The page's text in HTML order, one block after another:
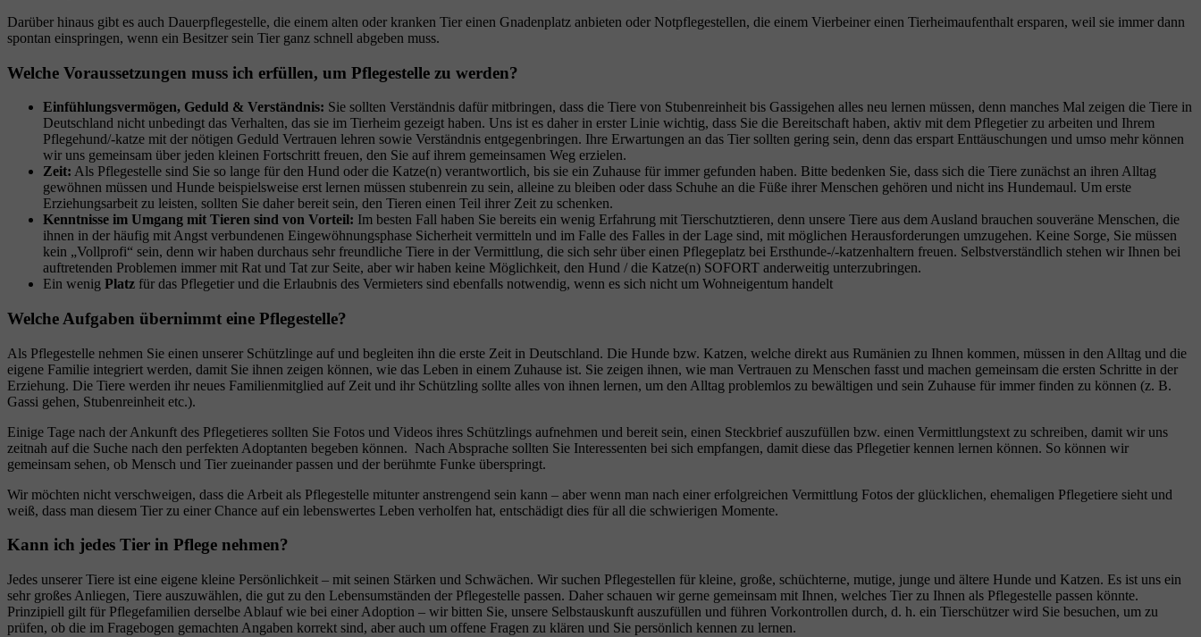
Darüber hinaus gibt es auch Dauerpflegestelle, die einem alten oder kranken Tier einen Gnadenplatz anbieten oder Notpflegestellen, die einem Vierbeiner einen Tierheimaufenthalt ersparen, weil sie immer dann
spontan einspringen, wenn ein Besitzer sein Tier ganz schnell abgeben muss.
Welche Voraussetzungen muss ich erfüllen, um Pflegestelle zu werden?
Einfühlungsvermögen, Geduld & Verständnis: Sie sollten Verständnis dafür mitbringen, dass die Tiere von Stubenreinheit bis Gassigehen alles neu lernen müssen, denn manches Mal zeigen die Tiere in
Deutschland nicht unbedingt das Verhalten, das sie im Tierheim gezeigt haben. Uns ist es daher in erster Linie wichtig, dass Sie die Bereitschaft haben, aktiv mit dem Pflegetier zu arbeiten und Ihrem
Pflegehund/-katze mit der nötigen Geduld Vertrauen lehren sowie Verständnis entgegenbringen. Ihre Erwartungen an das Tier sollten gering sein, denn das erspart Enttäuschungen und umso mehr können
wir uns gemeinsam über jeden kleinen Fortschritt freuen, den Sie auf ihrem gemeinsamen Weg erzielen.
Zeit: Als Pflegestelle sind Sie so lange für den Hund oder die Katze(n) verantwortlich, bis sie ein Zuhause für immer gefunden haben. Bitte bedenken Sie, dass sich die Tiere zunächst an ihren Alltag
gewöhnen müssen und Hunde beispielsweise erst lernen müssen stubenrein zu sein, alleine zu bleiben oder dass Schuhe an die Füße ihrer Menschen gehören und nicht ins Hundemaul. Um erste
Erziehungsarbeit zu leisten, sollten Sie daher bereit sein, den Tieren einen Teil ihrer Zeit zu schenken.
Kenntnisse im Umgang mit Tieren sind von Vorteil: Im besten Fall haben Sie bereits ein wenig Erfahrung mit Tierschutztieren, denn unsere Tiere aus dem Ausland brauchen souveräne Menschen, die
ihnen in der häufig mit Angst verbundenen Eingewöhnungsphase Sicherheit vermitteln und im Falle des Falles in der Lage sind, mit möglichen Herausforderungen umzugehen. Keine Sorge, Sie müssen
kein „Vollprofi“ sein, denn wir haben durchaus sehr freundliche Tiere in der Vermittlung, die sich sehr über einen Pflegeplatz bei Ersthunde-/-katzenhaltern freuen. Selbstverständlich stehen wir Ihnen bei
auftretenden Problemen immer mit Rat und Tat zur Seite, aber wir haben keine Möglichkeit, den Hund / die Katze(n) SOFORT anderweitig unterzubringen.
Ein wenig Platz für das Pflegetier und die Erlaubnis des Vermieters sind ebenfalls notwendig, wenn es sich nicht um Wohneigentum handelt
Welche Aufgaben übernimmt eine Pflegestelle?
Als Pflegestelle nehmen Sie einen unserer Schützlinge auf und begleiten ihn die erste Zeit in Deutschland. Die Hunde bzw. Katzen, welche direkt aus Rumänien zu Ihnen kommen, müssen in den Alltag und die
eigene Familie integriert werden, damit Sie ihnen zeigen können, wie das Leben in einem Zuhause ist. Sie zeigen ihnen, wie man Vertrauen zu Menschen fasst und machen gemeinsam die ersten Schritte in der
Erziehung. Die Tiere werden ihr neues Familienmitglied auf Zeit und ihr Schützling sollte alles von ihnen lernen, um den Alltag problemlos zu bewältigen und sein Zuhause für immer finden zu können (z. B.
Gassi gehen, Stubenreinheit etc.).
Einige Tage nach der Ankunft des Pflegetieres sollten Sie Fotos und Videos ihres Schützlings aufnehmen und bereit sein, einen Steckbrief auszufüllen bzw. einen Vermittlungstext zu schreiben, damit wir uns
zeitnah auf die Suche nach den perfekten Adoptanten begeben können. Nach Absprache sollten Sie Interessenten bei sich empfangen, damit diese das Pflegetier kennen lernen können. So können wir
gemeinsam sehen, ob Mensch und Tier zueinander passen und der berühmte Funke überspringt.
Wir möchten nicht verschweigen, dass die Arbeit als Pflegestelle mitunter anstrengend sein kann – aber wenn man nach einer erfolgreichen Vermittlung Fotos der glücklichen, ehemaligen Pflegetiere sieht und
weiß, dass man diesem Tier zu einer Chance auf ein lebenswertes Leben verholfen hat, entschädigt dies für all die schwierigen Momente.
Kann ich jedes Tier in Pflege nehmen?
Jedes unserer Tiere ist eine eigene kleine Persönlichkeit – mit seinen Stärken und Schwächen. Wir suchen Pflegestellen für kleine, große, schüchterne, mutige, junge und ältere Hunde und Katzen. Es ist uns ein
sehr großes Anliegen, Tiere auszuwählen, die gut zu den Lebensumständen der Pflegestelle passen. Daher schauen wir gerne gemeinsam mit Ihnen, welches Tier zu Ihnen als Pflegestelle passen könnte.
Prinzipiell gilt für Pflegefamilien derselbe Ablauf wie bei einer Adoption – wir bitten Sie, unsere Selbstauskunft auszufüllen und führen Vorkontrollen durch, d. h. ein Tierschützer wird Sie besuchen, um zu
prüfen, ob die im Fragebogen gemachten Angaben korrekt sind, aber auch um offene Fragen zu klären und Sie persönlich kennen zu lernen.